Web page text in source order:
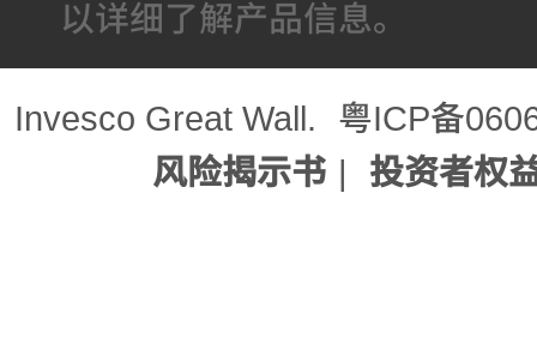
以详细了解产品信息。
Invesco Great Wall.
粤ICP备
风险揭示书 | 投资者权